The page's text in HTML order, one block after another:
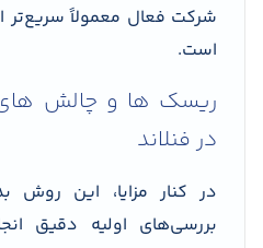
شرکت فعال معمولاً سریع‌تر
است.
ریسک ها و چالش
در فنلاند
در کنار مزایا، این
بررسی‌های اولیه دقیق